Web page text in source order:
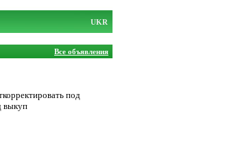
UKR
Все объявления
под
выкуп